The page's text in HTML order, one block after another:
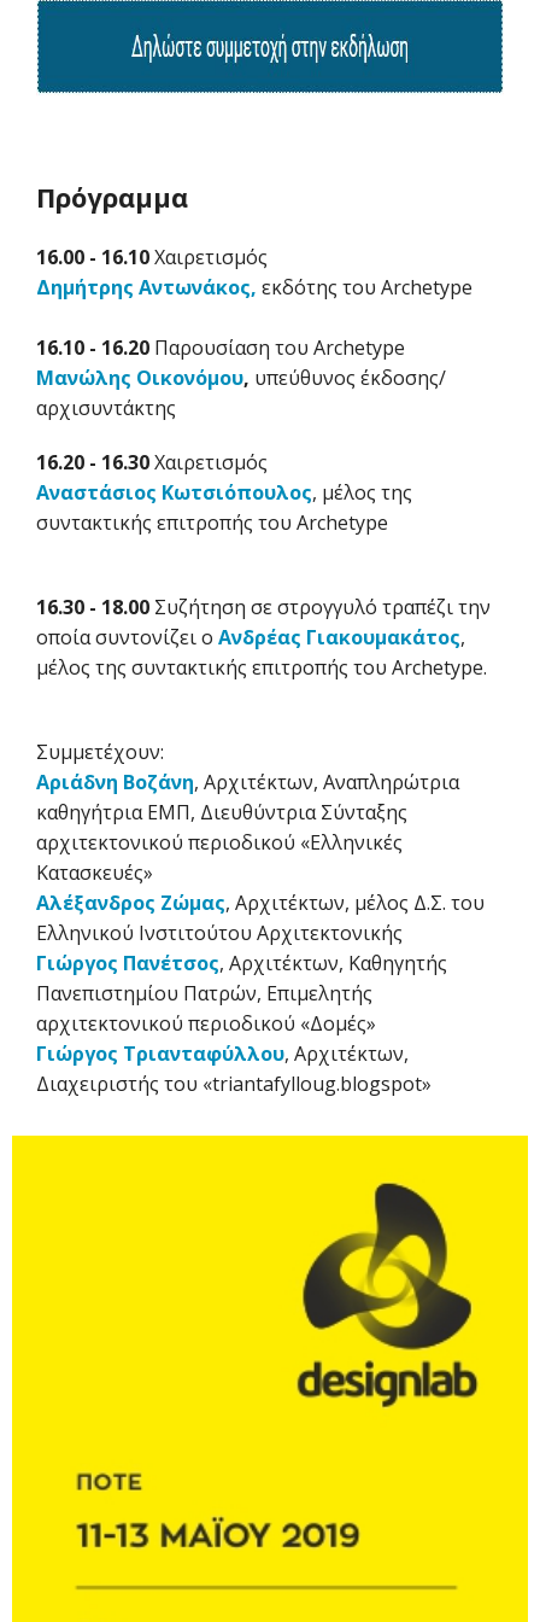
Πρόγραμμα
16.00 - 16.10Χαιρετισμός
Δημήτρης Αντωνάκος, εκδότης του Archetype
16.10 - 16.20 Παρουσίαση του Archetype
Μανώλης Οικονόμου, υπεύθυνος έκδοσης/
αρχισυντάκτης
16.20 - 16.30Χαιρετισμός
Αναστάσιος Κωτσιόπουλος, μέλος της
συντακτικής επιτροπής του Archetype
16.30 - 18.00 Συζήτηση σε στρογγυλό τραπέζι την
οποία συντονίζει ο Ανδρέας Γιακουμακάτος,
μέλος της συντακτικής επιτροπής του Archetype.
Συμμετέχουν:
Αριάδνη Βοζάνη, Αρχιτέκτων, Αναπληρώτρια
καθηγήτρια ΕΜΠ, Διευθύντρια Σύνταξης
αρχιτεκτονικού περιοδικού «Ελληνικές
Κατασκευές»
Αλέξανδρος Ζώμας, Αρχιτέκτων, μέλος Δ.Σ. του
Ελληνικού Ινστιτούτου Αρχιτεκτονικής
Γιώργος Πανέτσος, Αρχιτέκτων, Καθηγητής
Πανεπιστημίου Πατρών, Επιμελητής
αρχιτεκτονικού περιοδικού «Δομές»
Γιώργος Τριανταφύλλου, Αρχιτέκτων,
Διαχειριστής του «triantafylloug.blogspot»